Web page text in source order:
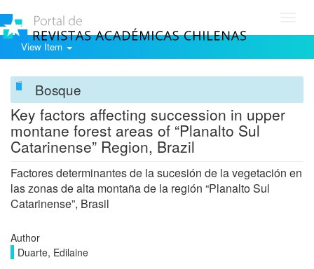
View Item
Bosque
Key factors affecting succession in upper
montane forest areas of “Planalto Sul
Catarinense” Region, Brazil
Factores determinantes de la sucesión de la vegetación en
las zonas de alta montaña de la región “Planalto Sul
Catarinense”, Brasil
Author
Duarte, Edilaine